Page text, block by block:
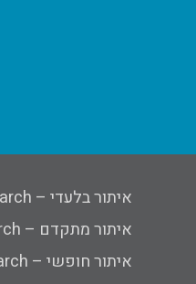
איתור בלעדי – Retained Search
איתור מתקדם – Advanced Search
איתור חופשי – Contingency Search